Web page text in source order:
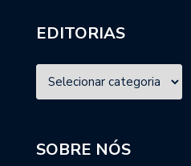
EDITORIAS
SOBRE NÓS